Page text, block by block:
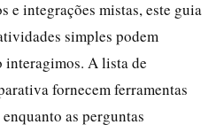
e integrações mistas, este guia
simples podem
interagimos. A lista de
fornecem ferramentas
as perguntas